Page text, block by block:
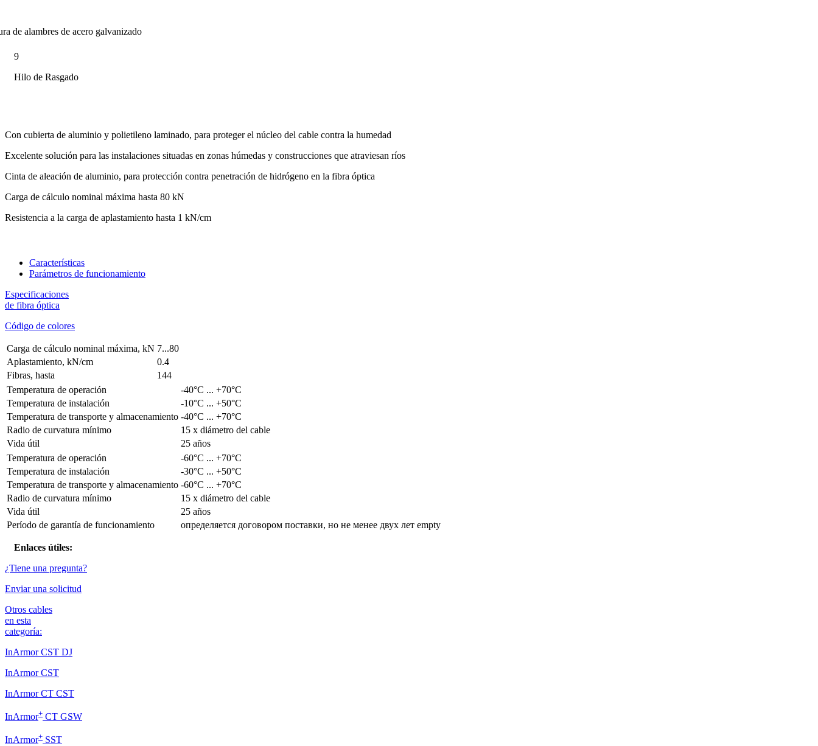
de alambres de acero galvanizado
9
Hilo de Rasgado
Con cubierta de aluminio y polietileno laminado, para proteger el núcleo del cable contra la humedad
Excelente solución para las instalaciones situadas en zonas húmedas y construcciones que atraviesan ríos
Cinta de aleación de aluminio, para protección contra penetración de hidrógeno en la fibra óptica
Carga de cálculo nominal máxima hasta 80 kN
Resistencia a la carga de aplastamiento hasta 1 kN/cm
Características
Parámetros de funcionamiento
Especificaciones
de fibra óptica
Código de colores
Carga de cálculo nominal máxima, kN 7...80
Aplastamiento, kN/cm
0.4
Fibras, hasta
144
Temperatura de operación
-40°C ... +70°C
Temperatura de instalación
-10°C ... +50°C
Temperatura de transporte y almacenamiento -40°C ... +70°C
Radio de curvatura mínimo
15 x diámetro del cable
Vida útil
25 años
Temperatura de operación
-60°C ... +70°C
Temperatura de instalación
-30°C ... +50°C
Temperatura de transporte y almacenamiento -60°C ... +70°C
Radio de curvatura mínimo
15 x diámetro del cable
Vida útil
25 años
Período de garantía de funcionamiento
определяется договором поставки, но не менее двух лет empty
Enlaces útiles:
¿Tiene una pregunta?
Enviar una solicitud
Otros cables
en esta
categoría:
InArmor CST DJ
InArmor CST
InArmor CT CST
InArmor+ CT GSW
InArmor+ SST